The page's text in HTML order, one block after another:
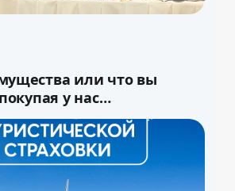
или что вы
у нас
страховку